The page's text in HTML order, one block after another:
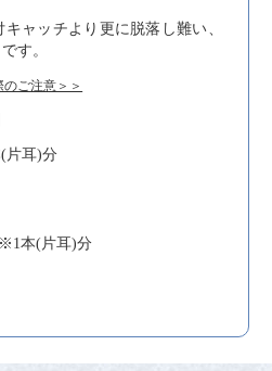
ャッチより更に脱落し難い、
す。
ご注意＞＞
片耳)分
本(片耳)分